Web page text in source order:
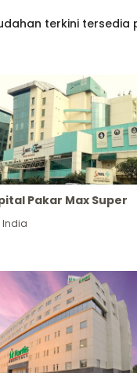
terkini
Pakar Max Super
India